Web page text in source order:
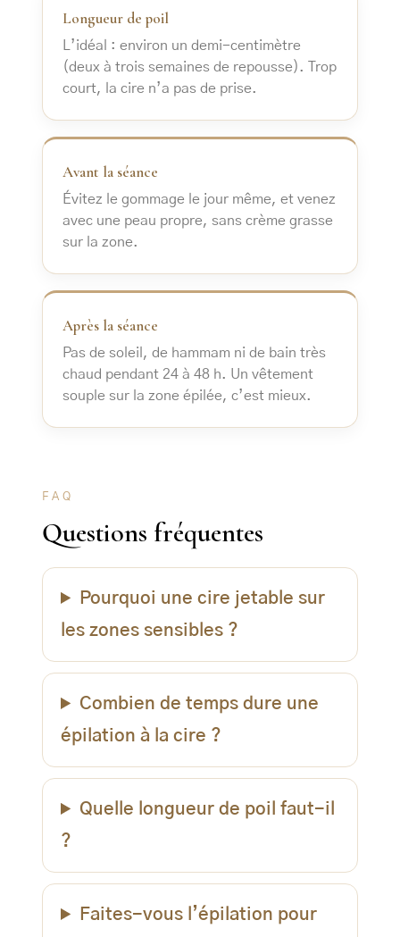
Longueur de poil
L’idéal : environ un demi-centimètre
(deux à trois semaines de repousse). Trop
court, la cire n’a pas de prise.
Avant la séance
Évitez le gommage le jour même, et venez
avec une peau propre, sans crème grasse
sur la zone.
Après la séance
Pas de soleil, de hammam ni de bain très
chaud pendant 24 à 48 h. Un vêtement
souple sur la zone épilée, c’est mieux.
FAQ
Questions fréquentes
Pourquoi une cire jetable sur
les zones sensibles ?
Combien de temps dure une
épilation à la cire ?
Quelle longueur de poil faut-il
?
Faites-vous l’épilation pour